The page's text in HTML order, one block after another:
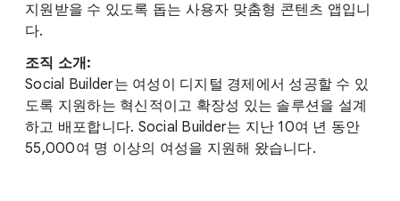
지원받을 수 있도록 돕는 사용자 맞춤형 콘텐츠 앱입니
다.
조직 소개:
Social Builder는 여성이 디지털 경제에서 성공할 수 있
도록 지원하는 혁신적이고 확장성 있는 솔루션을 설계
하고 배포합니다. Social Builder는 지난 10여 년 동안
55,000여 명 이상의 여성을 지원해 왔습니다.